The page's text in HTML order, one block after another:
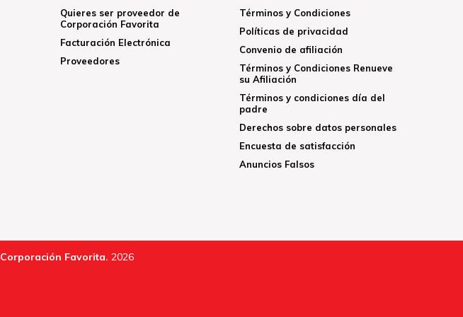
Quieres ser proveedor de
Corporación Favorita
Facturación Electrónica
Proveedores
Términos y Condiciones
Políticas de privacidad
Convenio de afiliación
Términos y Condiciones Renueve
su Afiliación
Términos y condiciones día del
padre
Derechos sobre datos personales
Encuesta de satisfacción
Anuncios Falsos
Corporación Favorita. 2026